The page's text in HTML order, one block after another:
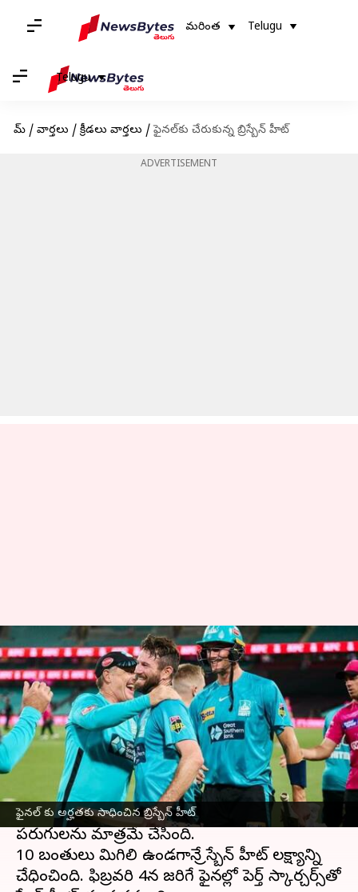
మరింత Telugu
Telugu
హోమ్ / వార్తలు / క్రీడలు వార్తలు / ఫైనల్‌కు చేరుకున్న బ్రిస్బేన్ హీట్
ADVERTISEMENT
ఫైనల్ కు అర్హతకు సాధించిన బ్రిస్బేన్ హీట్
ఫైనల్‌కు చేరుకున్న బ్రిస్బేన్ హీట్
వ్రాసిన వారు Jayachandra Akuri Feb 03, 2023 12:58 pm
ఈ వార్తాకథనం ఏంటి
బిగ్‌బాష్ లీగ్ఫైనల్‌కు బ్రిస్బేన్ హీట్ చేరుకుంది, సిడ్నీ
సిక్సర్స్‌పై నాలుగు వికెట్ల తేడాతో బ్రిస్బేన్ హీట్ ఘన
విజయం సాధించింది. తొలుత బ్యాటింగ్‌కు దిగిన సిడ్నీ
సిక్సర్ నిర్ణీత 20 ఓవర్ల కు 9 వికెట్ల నష్టానికి 116
పరుగులను మాత్రమే చేసింది.
10 బంతులు మిగిలి ఉండగానే బ్రిస్బేన్ హీట్ లక్ష్యాన్ని
చేధించింది. ఫిబ్రవరి 4న జరిగే ఫైనల్లో పెర్త్ స్కార్చర్స్‌తో